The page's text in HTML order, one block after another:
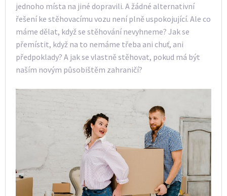
jednoho místa na jiné dopravili. A žádné alternativní
řešení ke stěhovacímu vozu není plně uspokojující. Ale co
máme dělat, když se stěhování nevyhneme? Jak se
přemístit, když na to nemáme třeba ani chuť, ani
předpoklady? A jak se vlastně stěhovat, pokud má být
naším novým působištěm zahraničí?